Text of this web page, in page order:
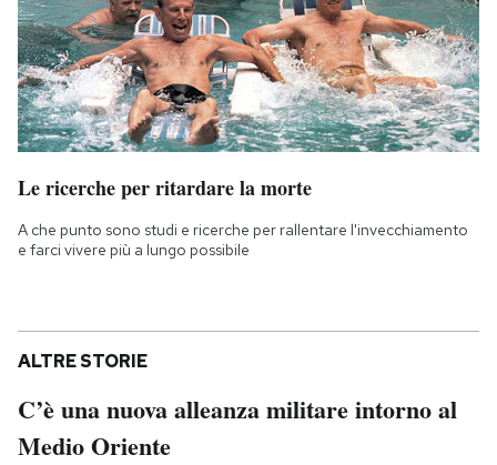
Le ricerche per ritardare la morte
A che punto sono studi e ricerche per rallentare l'invecchiamento
e farci vivere più a lungo possibile
ALTRE STORIE
C’è una nuova alleanza militare intorno al
Medio Oriente